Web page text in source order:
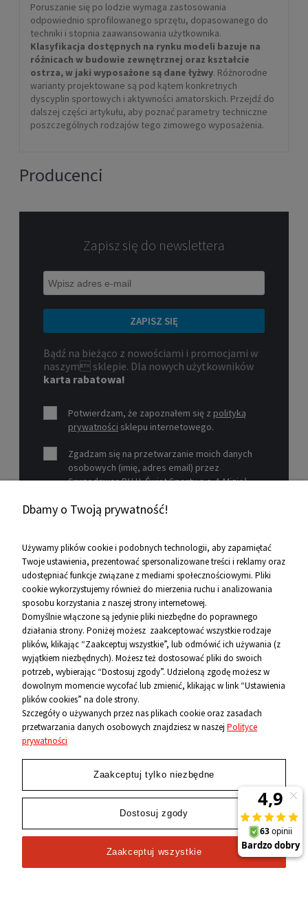
Poruszanie się po lodzie wymaga zastosowania
odpowiednio sprofilowanego sprzętu, dopasowanego do
techniki i stopnia zaawansowania użytkownika.
Klasyfikacja dostępnych na rynku modeli bazuje na
różnicach w budowie zewnętrznej oraz kształcie
ostrza, w jaki wyposażone są dane łyżwy. Różnorodne
warianty projektowane są pod kątem konkretnych
dyscyplin sportowych i aktywności amatorskich. Przejdź do
dalszej części artykułu, aby poznać parametry techniczne
poszczególnych rodzajów tego zimowego wyposażenia.
Producenci
Zapisz się do newslettera
ZAPISZ SIĘ
Bądź na bieżąco z nowościami i promocjami w
naszym sklepie. Dla nowych użytkowników
karta rabatowa!
Potwierdzam, że zapoznałem się z polityką
prywatności sklepu internetowego.
Zgadzam się na przetwarzanie moich danych
osobowych (imię, adres email) przez
Sprzedawcę P.H.U. Świat Sportu s.c. A.Mizioł,
19-26-977 w celu marketingowym.
Pomoc
Informacje
O firmie
Kontakt
12 656 10 26
881 500 460
ul. Rejtana 12, 30-510 Kraków
Dbamy o Twoją prywatność!
Używamy plików cookie i podobnych technologii, aby zapamiętać
Twoje ustawienia, prezentować spersonalizowane treści i reklamy oraz
udostępniać funkcje związane z mediami społecznościowymi. Pliki
cookie wykorzystujemy również do mierzenia ruchu i analizowania
sposobu korzystania z naszej strony internetowej.
Domyślnie włączone są jedynie pliki niezbędne do poprawnego
działania strony. Poniżej możesz zaakceptować wszystkie rodzaje
plików, klikając “Zaakceptuj wszystkie”, lub odmówić ich używania (z
wyjątkiem niezbędnych). Możesz też dostosować pliki do swoich
potrzeb, wybierając “Dostosuj zgody”. Udzieloną zgodę możesz w
dowolnym momencie wycofać lub zmienić, klikając w link “Ustawienia
plików cookies” na dole strony.
Szczegóły o używanych przez nas plikach cookie oraz zasadach
przetwarzania danych osobowych znajdziesz w naszej Polityce
prywatności
Zaakceptuj tylko niezbędne
Dostosuj zgody
Zaakceptuj wszystkie